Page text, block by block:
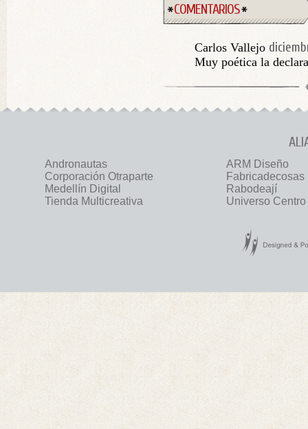
COMENTARIOS
Carlos Vallejo
Muy poética la
Andronautas
ARM Diseño
Corporación Otraparte
Fabricadecosas
Medellín Digital
Rabodeají
Tienda Multicreativa
Universo Centro